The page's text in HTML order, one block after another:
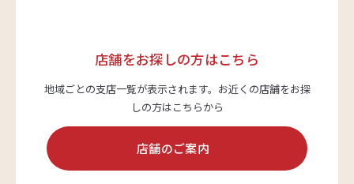
店舗をお探しの方はこちら
地域ごとの支店一覧が表示されます。 お近くの店舗をお探
しの方はこちらから
店舗のご案内